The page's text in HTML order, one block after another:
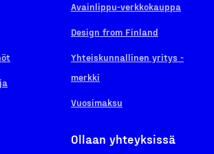
Avainlippu-verkkokauppa
Design from Finland
Yhteiskunnallinen yritys -
merkki
Vuosimaksu
Ollaan yhteyksissä